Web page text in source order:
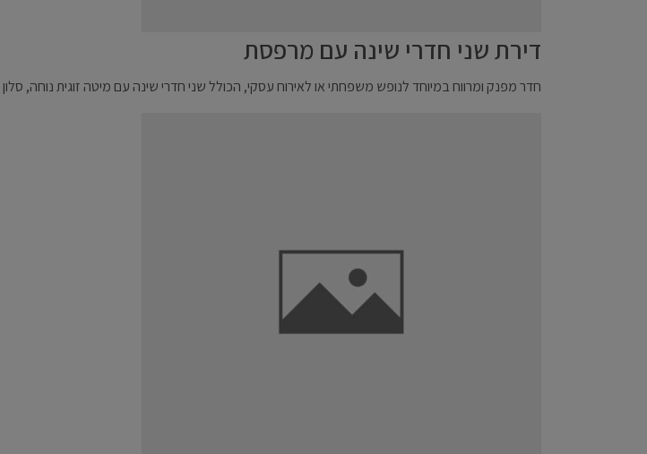
דירת שני חדרי שינה עם מרפסת
חדר מפנק ומרווח במיוחד לנופש משפחתי או לאירוח עסקי, הכולל שני חדרי שינה עם מיטה זוגית נוחה,